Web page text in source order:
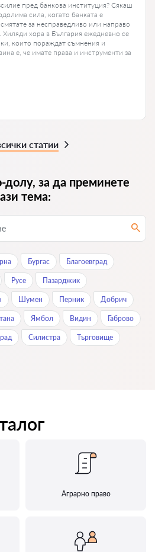
пред банкова институция? Сякаш
сила, когато банката е
за несправедливо или направо
хора в България ежедневно се
които пораждат съмнения и
е, че имате права и инструменти за
статии
долу, за да преминете
тема:
Бургас Благоевград
Русе Пазарджик
Шумен Перник Добрич
Ямбол Видин Габрово
Силистра Търговище
Аграрно право